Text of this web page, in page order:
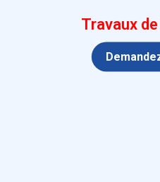
Travaux